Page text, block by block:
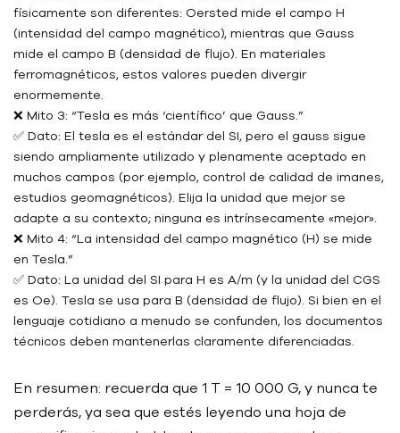
físicamente son diferentes: Oersted mide el campo H
(intensidad del campo magnético), mientras que Gauss
mide el campo B (densidad de flujo). En materiales
ferromagnéticos, estos valores pueden divergir
enormemente.
❌ Mito 3: “Tesla es más ‘científico’ que Gauss.”
✅ Dato: El tesla es el estándar del SI, pero el gauss sigue
siendo ampliamente utilizado y plenamente aceptado en
muchos campos (por ejemplo, control de calidad de imanes,
estudios geomagnéticos). Elija la unidad que mejor se
adapte a su contexto; ninguna es intrínsecamente «mejor».
❌ Mito 4: “La intensidad del campo magnético (H) se mide
en Tesla.”
✅ Dato: La unidad del SI para H es A/m (y la unidad del CGS
es Oe). Tesla se usa para B (densidad de flujo). Si bien en el
lenguaje cotidiano a menudo se confunden, los documentos
técnicos deben mantenerlas claramente diferenciadas.
En resumen: recuerda que 1 T = 10 000 G, y nunca te
perderás, ya sea que estés leyendo una hoja de